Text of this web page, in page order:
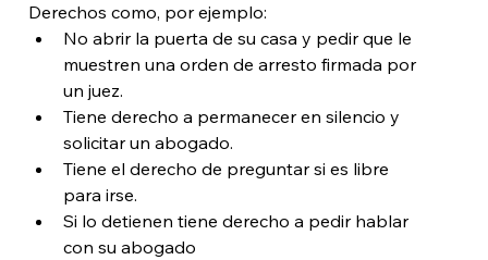
Derechos como, por ejemplo:
No abrir la puerta de su casa y pedir que le
muestren una orden de arresto firmada por
un juez.
Tiene derecho a permanecer en silencio y
solicitar un abogado.
Tiene el derecho de preguntar si es libre
para irse.
Si lo detienen tiene derecho a pedir hablar
con su abogado